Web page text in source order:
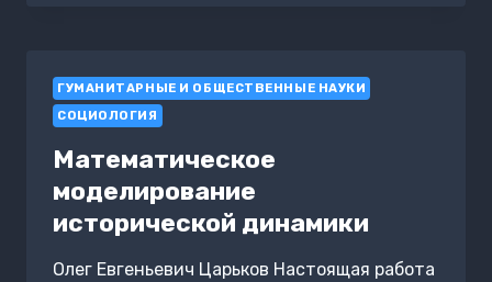
НАДЕЖДУ.
РУТГЕР
БРЕГМАН
ГУМАНИТАРНЫЕ И ОБЩЕСТВЕННЫЕ НАУКИ
СОЦИОЛОГИЯ
Математическое
моделирование
исторической динамики
Олег Евгеньевич Царьков Настоящая работа